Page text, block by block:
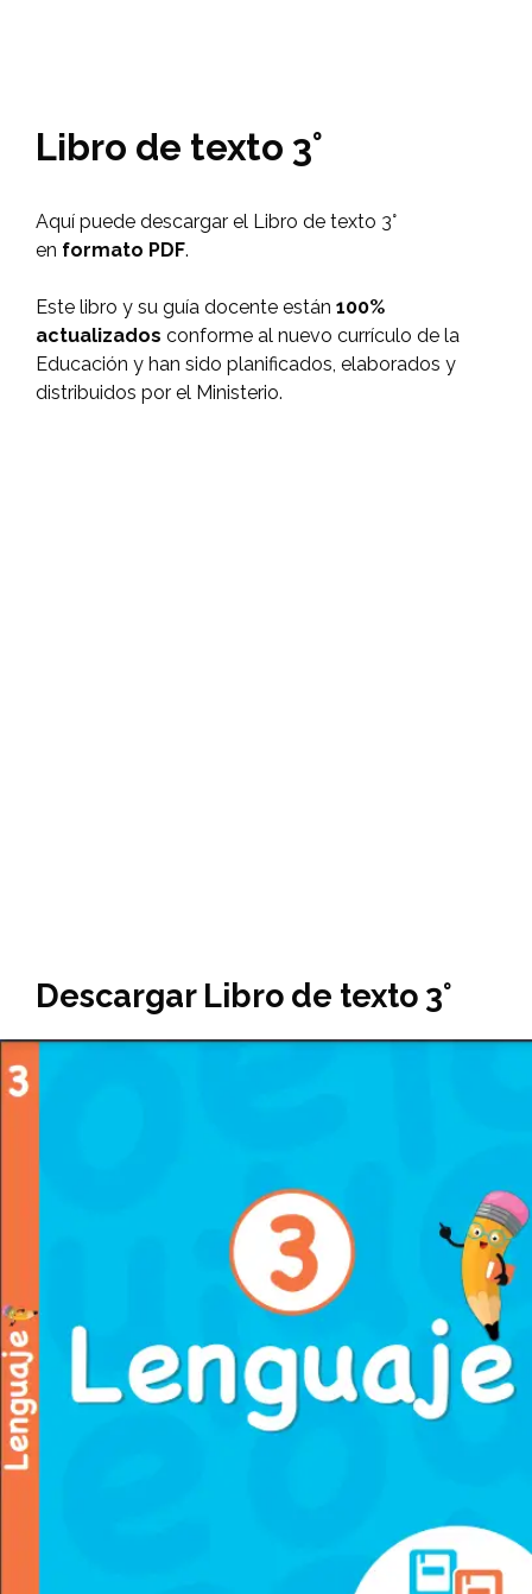
Libro de texto 3°
Aquí puede descargar el Libro de texto 3°
en formato PDF.
Este libro y su guía docente están 100%
actualizados conforme al nuevo currículo de la
Educación y han sido planificados, elaborados y
distribuidos por el Ministerio.
Descargar Libro de texto 3°